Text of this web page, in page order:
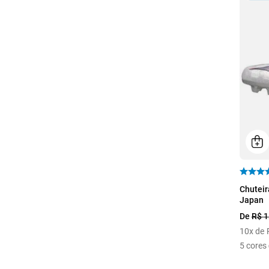
38
Japan
DeR$1
10x de
5 cores